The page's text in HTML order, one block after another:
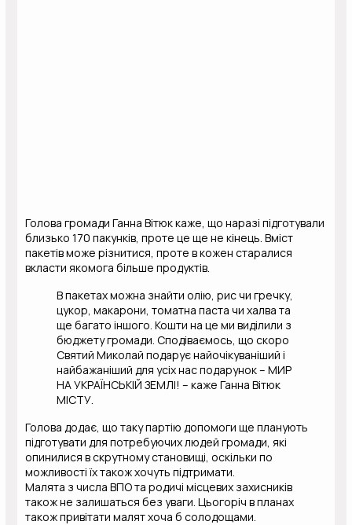
Голова громади Ганна Вітюк каже, що наразі підготували
близько 170 пакунків, проте це ще не кінець. Вміст
пакетів може різнитися, проте в кожен старалися
вкласти якомога більше продуктів.
В пакетах можна знайти олію, рис чи гречку,
цукор, макарони, томатна паста чи халва та
ще багато іншого. Кошти на це ми виділили з
бюджету громади. Сподіваємось, що скоро
Святий Миколай подарує найочікуваніший і
найбажаніший для усіх нас подарунок – МИР
НА УКРАЇНСЬКІЙ ЗЕМЛІ! – каже Ганна Вітюк
МІСТУ.
Голова додає, що таку партію допомоги ще планують
підготувати для потребуючих людей громади, які
опинилися в скрутному становищі, оскільки по
можливості їх також хочуть підтримати.
Малята з числа ВПО та родичі місцевих захисників
також не залишаться без уваги. Цьогоріч в планах
також привітати малят хоча б солодощами.